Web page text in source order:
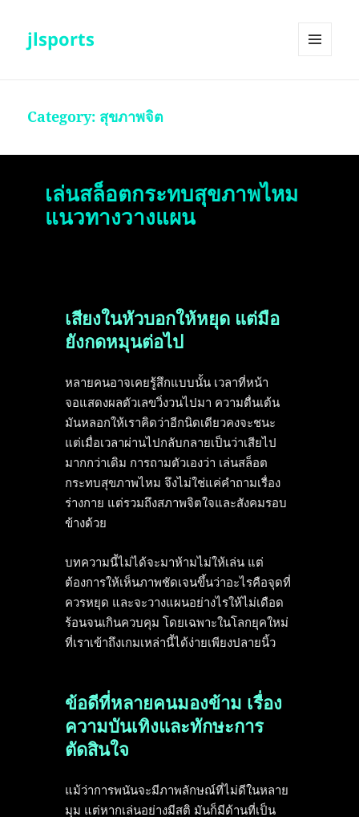
jlsports
Category: สุขภาพจิต
เล่นสล็อตกระทบสุขภาพไหม
แนวทางวางแผน
เสียงในหัวบอกให้หยุด แต่มือ
ยังกดหมุนต่อไป
หลายคนอาจเคยรู้สึกแบบนั้น เวลาที่หน้า
จอแสดงผลตัวเลขวิ่งวนไปมา ความตื่นเต้น
มันหลอกให้เราคิดว่าอีกนิดเดียวคงจะชนะ
แต่เมื่อเวลาผ่านไปกลับกลายเป็นว่าเสียไป
มากกว่าเดิม การถามตัวเองว่า เล่นสล็อต
กระทบสุขภาพไหม จึงไม่ใช่แค่คำถามเรื่อง
ร่างกาย แต่รวมถึงสภาพจิตใจและสังคมรอบ
ข้างด้วย
บทความนี้ไม่ได้จะมาห้ามไม่ให้เล่น แต่
ต้องการให้เห็นภาพชัดเจนขึ้นว่าอะไรคือจุดที่
ควรหยุด และจะวางแผนอย่างไรให้ไม่เดือด
ร้อนจนเกินควบคุม โดยเฉพาะในโลกยุคใหม่
ที่เราเข้าถึงเกมเหล่านี้ได้ง่ายเพียงปลายนิ้ว
ข้อดีที่หลายคนมองข้าม เรื่อง
ความบันเทิงและทักษะการ
ตัดสินใจ
แม้ว่าการพนันจะมีภาพลักษณ์ที่ไม่ดีในหลาย
มุม แต่หากเล่นอย่างมีสติ มันก็มีด้านที่เป็น